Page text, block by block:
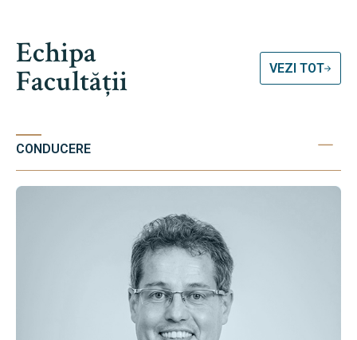
Echipa
Facultății VEZI TOT
CONDUCERE